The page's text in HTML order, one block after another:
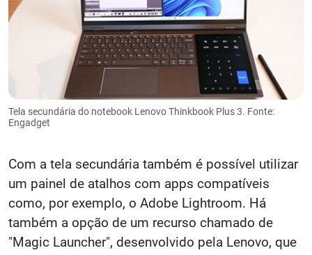
Tela secundária do notebook Lenovo Thinkbook Plus 3. Fonte:
Engadget
Com a tela secundária também é possível utilizar
um painel de atalhos com apps compatíveis
como, por exemplo, o Adobe Lightroom. Há
também a opção de um recurso chamado de
"Magic Launcher", desenvolvido pela Lenovo, que